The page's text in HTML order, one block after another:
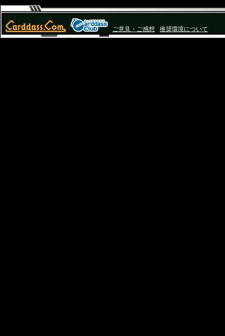
ご意見・ご感想 推奨環境について